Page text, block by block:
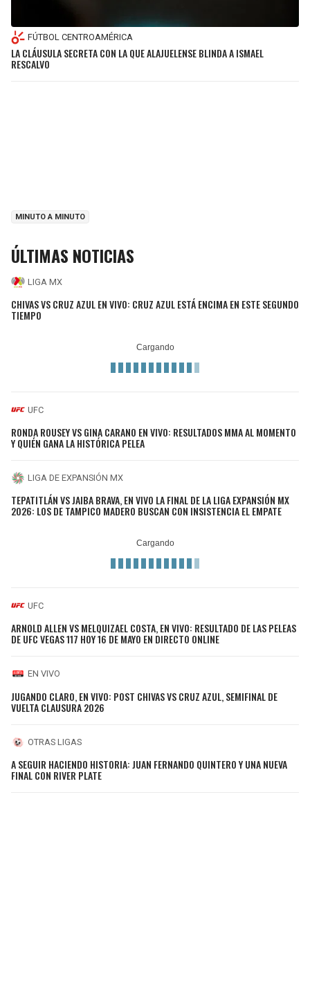
FÚTBOL CENTROAMÉRICA
LA CLÁUSULA SECRETA CON LA QUE ALAJUELENSE BLINDA A ISMAEL
RESCALVO
MINUTO A MINUTO
ÚLTIMAS NOTICIAS
LIGA MX
CHIVAS VS CRUZ AZUL EN VIVO: CRUZ AZUL ESTÁ ENCIMA EN ESTE SEGUNDO
TIEMPO
UFC
RONDA ROUSEY VS GINA CARANO EN VIVO: RESULTADOS MMA AL MOMENTO
Y QUIÉN GANA LA HISTÓRICA PELEA
LIGA DE EXPANSIÓN MX
TEPATITLÁN VS JAIBA BRAVA, EN VIVO LA FINAL DE LA LIGA EXPANSIÓN MX
2026: LOS DE TAMPICO MADERO BUSCAN CON INSISTENCIA EL EMPATE
UFC
ARNOLD ALLEN VS MELQUIZAEL COSTA, EN VIVO: RESULTADO DE LAS PELEAS
DE UFC VEGAS 117 HOY 16 DE MAYO EN DIRECTO ONLINE
EN VIVO
JUGANDO CLARO, EN VIVO: POST CHIVAS VS CRUZ AZUL, SEMIFINAL DE
VUELTA CLAUSURA 2026
OTRAS LIGAS
A SEGUIR HACIENDO HISTORIA: JUAN FERNANDO QUINTERO Y UNA NUEVA
FINAL CON RIVER PLATE